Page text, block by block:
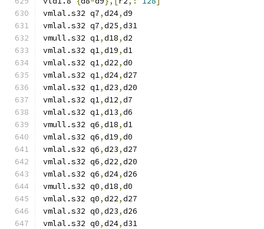
vmlal.s32 q7,d24,d9
vmlal.s32 q7,d25,d31
vmull.s32 q1,d18,d2
vmlal.s32 q1,d19,d1
vmlal.s32 q1,d22,d0
vmlal.s32 q1,d24,d27
vmlal.s32 q1,d23,d20
vmlal.s32 q1,d12,d7
vmlal.s32 q1,d13,d6
vmull.s32 q6,d18,d1
vmlal.s32 q6,d19,d0
vmlal.s32 q6,d23,d27
vmlal.s32 q6,d22,d20
vmlal.s32 q6,d24,d26
vmull.s32 q0,d18,d0
vmlal.s32 q0,d22,d27
vmlal.s32 q0,d23,d26
vmlal.s32 q0,d24,d31